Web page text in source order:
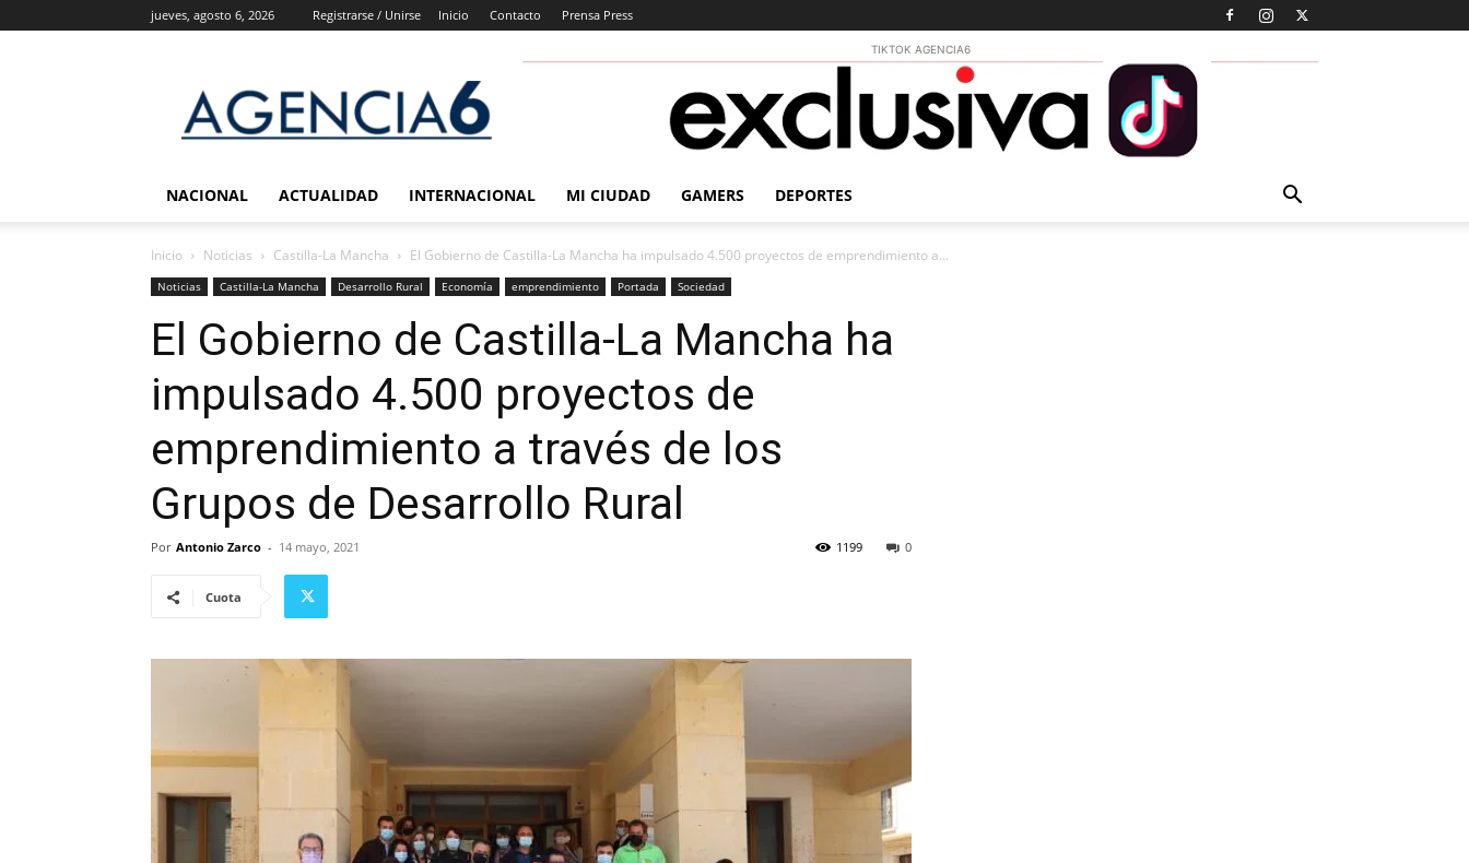
jueves, agosto 6, 2026 Registrarse / Unirse Inicio Contacto Prensa Press
6
Noticias
TIKTOK AGENCIA6
NACIONAL ACTUALIDAD INTERNACIONAL MI CIUDAD GAMERS DEPORTES
Inicio Noticias Castilla-La Mancha El Gobierno de Castilla-La Mancha ha impulsado 4.500 proyectos de emprendimiento a...
Noticias Castilla-La Mancha Desarrollo Rural Economía emprendimiento Portada Sociedad
El Gobierno de Castilla-La Mancha ha
impulsado 4.500 proyectos de
emprendimiento a través de los
Grupos de Desarrollo Rural
Por Antonio Zarco - 14 mayo, 2021 0
1199
Cuota